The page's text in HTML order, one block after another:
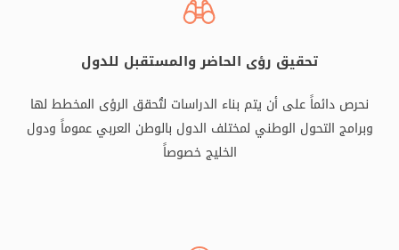
تحقيق رؤى الحاضر والمستقبل للدول
نحرص دائماً على أن يتم بناء الدراسات لتُحقق الرؤى المخطط لها
وبرامج التحول الوطني لمختلف الدول بالوطن العربي عموماً ودول
الخليج خصوصاً